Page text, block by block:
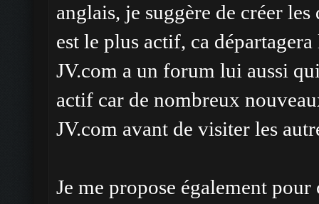
anglais, je suggère de créer
est le plus actif, ca
JV.com a un forum lui aussi
actif car de nombreux
JV.com avant de visiter les
Je me propose également